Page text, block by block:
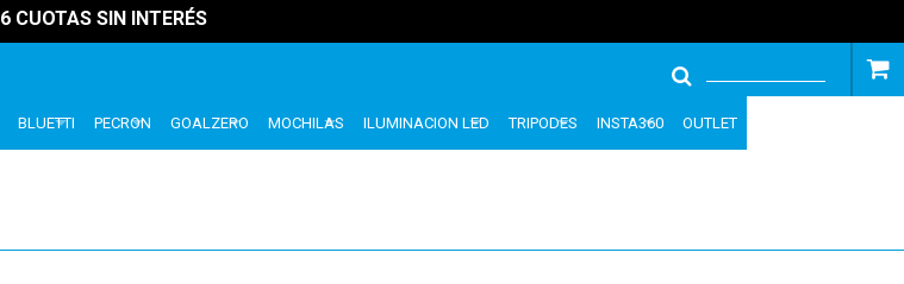
6 CUOTAS SIN INTERÉS
BLUETTI PECRON GOALZERO MOCHILAS ILUMINACION LED TRIPODES INSTA360 OUTLET